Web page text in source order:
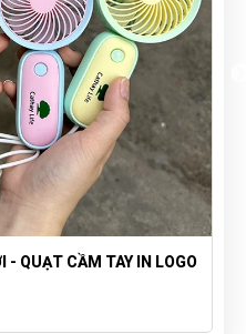
TÚI VẢI BỐ CANVAS IN LOGO